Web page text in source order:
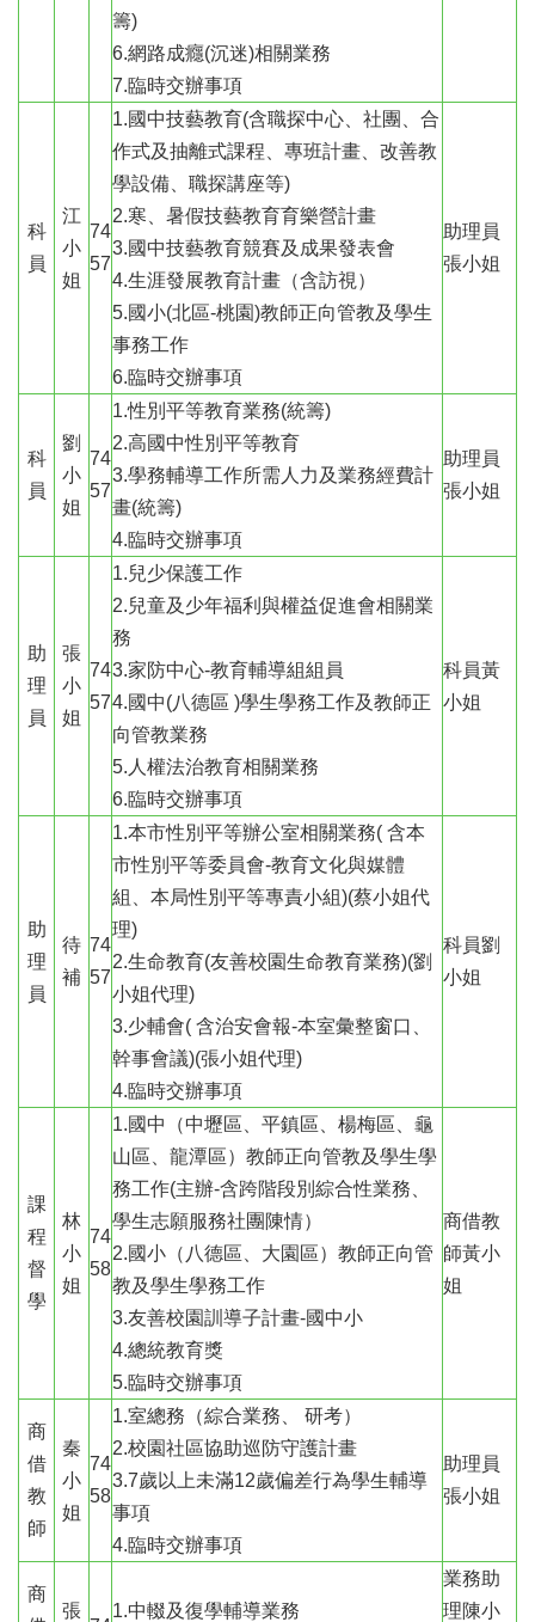
校
關
訊
資
開
域
安
全
頁
覽
市
政
桃
口
網
隱
私
網
站
安
全
政
政
籌)
6.網路成癮(沉迷)相關業務
7.臨時交辦事項
科
員
江
小
姐
74
57
1.國中技藝教育(含職探中心、社團、合
作式及抽離式課程、專班計畫、改善教
學設備、職探講座等)
2.寒、暑假技藝教育育樂營計畫
3.國中技藝教育競賽及成果發表會
4.生涯發展教育計畫（含訪視）
5.國小(北區-桃園)教師正向管教及學生
事務工作
6.臨時交辦事項
助理員
張小姐
科
員
劉
小
姐
74
57
1.性別平等教育業務(統籌)
2.高國中性別平等教育
3.學務輔導工作所需人力及業務經費計
畫(統籌)
4.臨時交辦事項
助理員
張小姐
助
理
員
張
小
姐
74
57
1.兒少保護工作
2.兒童及少年福利與權益促進會相關業
務
3.家防中心-教育輔導組組員
4.國中(八德區 )學生學務工作及教師正
向管教業務
5.人權法治教育相關業務
6.臨時交辦事項
科員黃
小姐
助
理
員
待
補
74
57
1.本市性別平等辦公室相關業務( 含本
市性別平等委員會-教育文化與媒體
組、本局性別平等專責小組)(蔡小姐代
理)
2.生命教育(友善校園生命教育業務)(劉
小姐代理)
3.少輔會( 含治安會報-本室彙整窗口、
幹事會議)(張小姐代理)
4.臨時交辦事項
科員劉
小姐
課
程
督
學
林
小
姐
74
58
1.國中（中壢區、平鎮區、楊梅區、龜
山區、龍潭區）教師正向管教及學生學
務工作(主辦-含跨階段別綜合性業務、
學生志願服務社團陳情）
2.國小（八德區、大園區）教師正向管
教及學生學務工作
3.友善校園訓導子計畫-國中小
4.總統教育獎
5.臨時交辦事項
商借教
師黃小
姐
商
借
教
師
秦
小
姐
74
58
1.室總務（綜合業務、 研考）
2.校園社區協助巡防守護計畫
3.7歲以上未滿12歲偏差行為學生輔導
事項
4.臨時交辦事項
助理員
張小姐
商
張 1.中輟及復學輔導業務
業務助
理陳小